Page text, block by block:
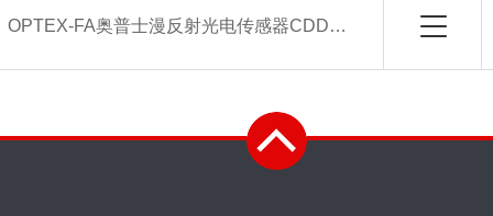
OPTEX-FA奥普士漫反射光电传感器CDD-11N-IR报价